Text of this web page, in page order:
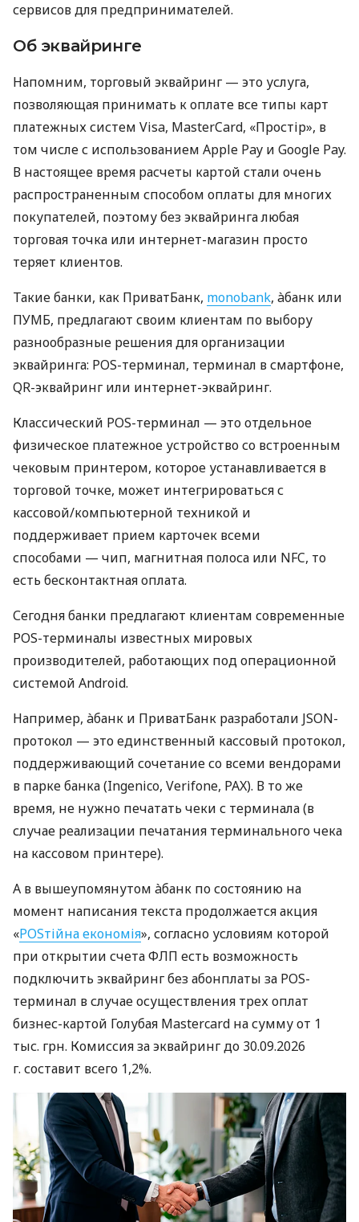
сервисов для предпринимателей.
Об эквайринге
Напомним, торговый эквайринг — это услуга,
позволяющая принимать к оплате все типы карт
платежных систем Visa, MasterCard, «Простір», в
том числе с использованием Apple Pay и Google Pay.
В настоящее время расчеты картой стали очень
распространенным способом оплаты для многих
покупателей, поэтому без эквайринга любая
торговая точка или интернет-магазин просто
теряет клиентов.
Такие банки, как ПриватБанк, monobank, àбанк или
ПУМБ, предлагают своим клиентам по выбору
разнообразные решения для организации
эквайринга: POS-терминал, терминал в смартфоне,
QR-эквайринг или интернет-эквайринг.
Классический POS-терминал — это отдельное
физическое платежное устройство со встроенным
чековым принтером, которое устанавливается в
торговой точке, может интегрироваться с
кассовой/компьютерной техникой и
поддерживает прием карточек всеми
способами — чип, магнитная полоса или NFC, то
есть бесконтактная оплата.
Сегодня банки предлагают клиентам современные
POS-терминалы известных мировых
производителей, работающих под операционной
системой Android.
Например, àбанк и ПриватБанк разработали JSON-
протокол — это единственный кассовый протокол,
поддерживающий сочетание со всеми вендорами
в парке банка (Ingenico, Verifone, PAX). В то же
время, не нужно печатать чеки с терминала (в
случае реализации печатания терминального чека
на кассовом принтере).
А в вышеупомянутом àбанк по состоянию на
момент написания текста продолжается акция
«POSтійна економія», согласно условиям которой
при открытии счета ФЛП есть возможность
подключить эквайринг без абонплаты за POS-
терминал в случае осуществления трех оплат
бизнес-картой Голубая Mastercard на сумму от 1
тыс. грн. Комиссия за эквайринг до 30.09.2026
г. составит всего 1,2%.